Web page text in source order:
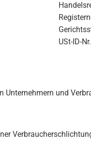
USt-ID-
Unternehmern und